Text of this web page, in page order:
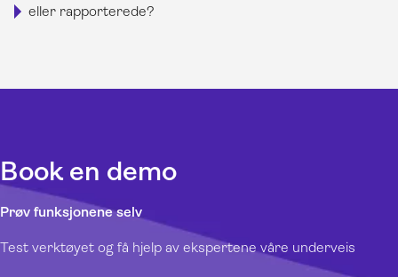
eller rapporterede?
Book en demo
Prøv funksjonene selv
Test verktøyet og få hjelp av ekspertene våre underveis